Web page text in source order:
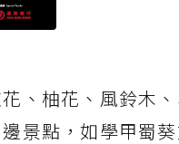
、柚花、風鈴木
景點，如學甲蜀